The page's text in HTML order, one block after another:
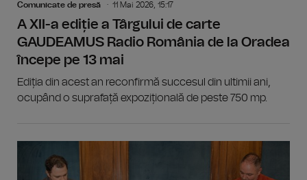
Comunicate de presă 11 Mai 2026, 15:17
A XII-a ediție a Târgului de carte
GAUDEAMUS Radio România de la Oradea
începe pe 13 mai
Ediția din acest an reconfirmă succesul din ultimii ani,
ocupând o suprafață expozițională de peste 750 mp.